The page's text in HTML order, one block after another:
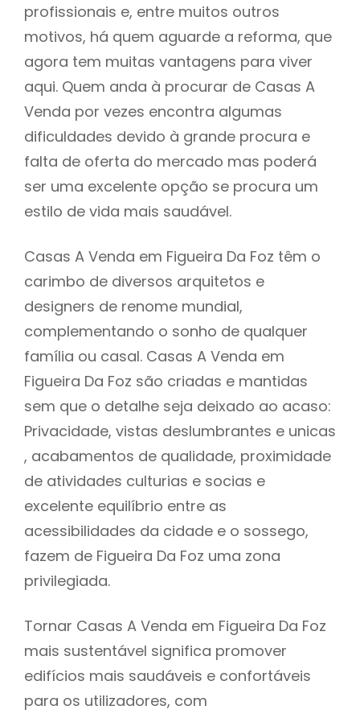
profissionais e, entre muitos outros
motivos, há quem aguarde a reforma, que
agora tem muitas vantagens para viver
aqui. Quem anda à procurar de Casas A
Venda por vezes encontra algumas
dificuldades devido à grande procura e
falta de oferta do mercado mas poderá
ser uma excelente opção se procura um
estilo de vida mais saudável.
Casas A Venda em Figueira Da Foz têm o
carimbo de diversos arquitetos e
designers de renome mundial,
complementando o sonho de qualquer
família ou casal. Casas A Venda em
Figueira Da Foz são criadas e mantidas
sem que o detalhe seja deixado ao acaso:
Privacidade, vistas deslumbrantes e unicas
, acabamentos de qualidade, proximidade
de atividades culturias e socias e
excelente equilíbrio entre as
acessibilidades da cidade e o sossego,
fazem de Figueira Da Foz uma zona
privilegiada.
Tornar Casas A Venda em Figueira Da Foz
mais sustentável significa promover
edifícios mais saudáveis e confortáveis
para os utilizadores, com